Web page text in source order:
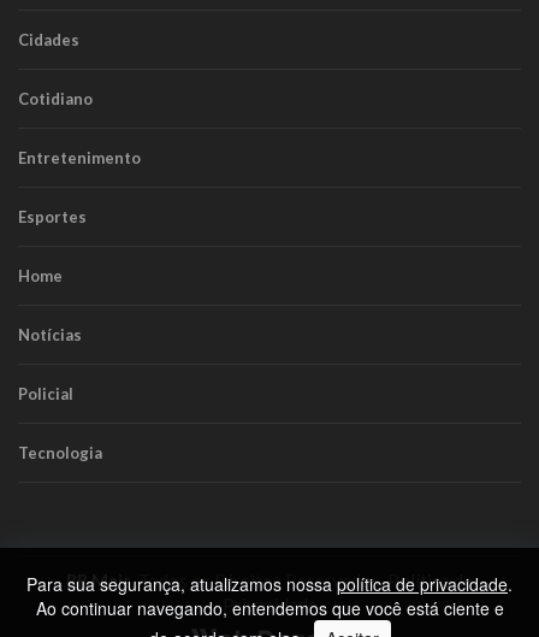
Cidades
Cotidiano
Entretenimento
Esportes
Home
Notícias
Policial
Tecnologia
RR Mais. Todos os Direitos Reservados.Política de
Privacidade
Para sua segurança, atualizamos nossa política de privacidade.
Ao continuar navegando, entendemos que você está ciente e